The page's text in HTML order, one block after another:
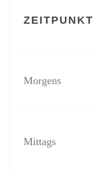
ZEITPUNKT
Morgens
Mittags